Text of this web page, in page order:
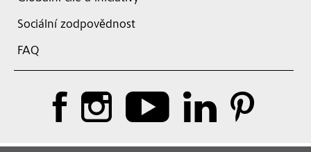
Sociální zodpovědnost
FAQ